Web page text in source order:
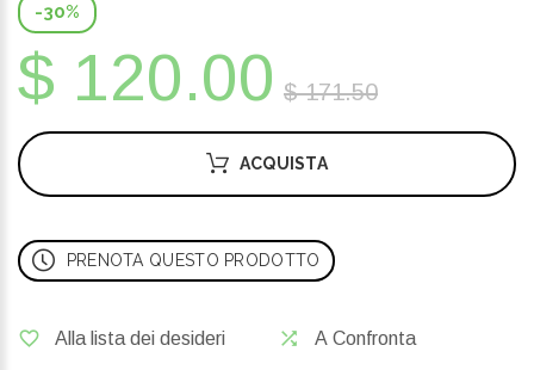
-30%
$ 120.00 $ 171.50
ACQUISTA
PRENOTA QUESTO PRODOTTO
Alla lista dei desideri A Confronta